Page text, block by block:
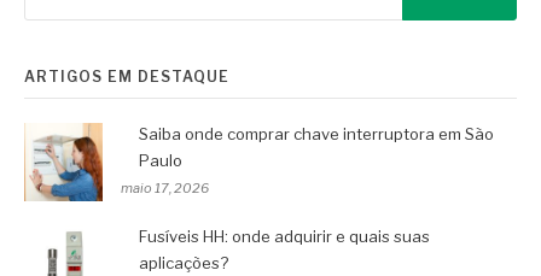
ARTIGOS EM DESTAQUE
Saiba onde comprar chave interruptora em São
Paulo
maio 17, 2026
Fusíveis HH: onde adquirir e quais suas
aplicações?